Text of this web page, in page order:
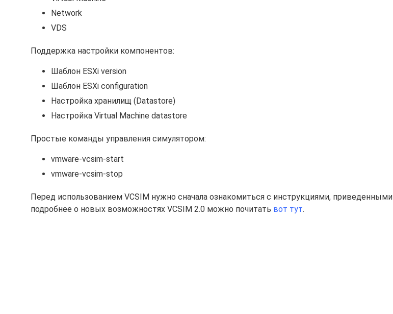
Network
VDS
Поддержка настройки компонентов:
Шаблон ESXi version
Шаблон ESXi configuration
Настройка хранилищ (Datastore)
Настройка Virtual Machine datastore
Простые команды управления симулятором:
vmware-vcsim-start
vmware-vcsim-stop
Перед использованием VCSIM нужно сначала ознакомиться с инструкциями, приведенными
подробнее о новых возможностях VCSIM 2.0 можно почитать вот тут.